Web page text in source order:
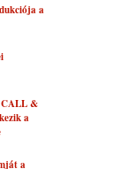
a
CALL &
a
a